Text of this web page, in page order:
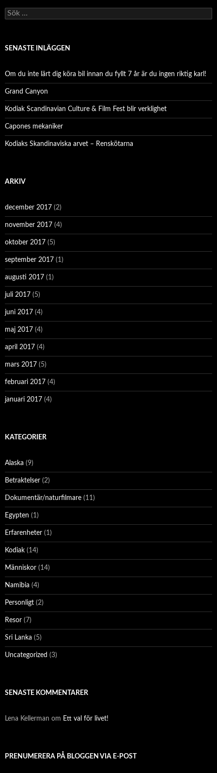
S
ö
f
r
:
SENASTE INLÄGGEN
Om du inte lärt dig köra bil innan du fyllt 7 år är du ingen riktig karl!
Grand Canyon
Kodiak Scandinavian Culture & Film Fest blir verklighet
Capones mekaniker
Kodiaks Skandinaviska arvet – Renskötarna
ARKIV
december 2017 (2)
november 2017 (4)
oktober 2017 (5)
september 2017 (1)
augusti 2017 (1)
juli 2017 (5)
juni 2017 (4)
maj 2017 (4)
april 2017 (4)
mars 2017 (5)
februari 2017 (4)
januari 2017 (4)
KATEGORIER
Alaska (9)
Betraktelser (2)
Dokumentär/naturfilmare (11)
Egypten (1)
Erfarenheter (1)
Kodiak (14)
Människor (14)
Namibia (4)
Personligt (2)
Resor (7)
Sri Lanka (5)
Uncategorized (3)
SENASTE KOMMENTARER
Lena Kellerman om Ett val för livet!
PRENUMERERA PÅ BLOGGEN VIA E-POST